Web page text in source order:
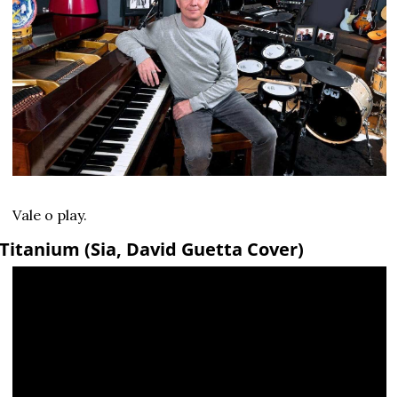
Vale o play.
(Sia, David Guetta Cover)